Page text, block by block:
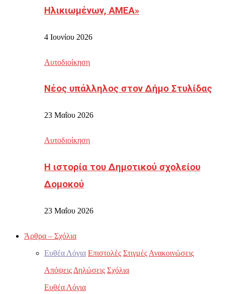
Ηλικιωμένων, ΑΜΕΑ»
4 Ιουνίου 2026
Αυτοδιοίκηση
Νέος υπάλληλος στον Δήμο Στυλίδας
23 Μαΐου 2026
Αυτοδιοίκηση
Η ιστορία του Δημοτικού σχολείου
Δομοκού
23 Μαΐου 2026
Άρθρα – Σχόλια
Ευθέα Λόγια Επιστολές Στιγμές Ανακοινώσεις
Απόψεις Δηλώσεις Σχόλια
Ευθέα Λόγια